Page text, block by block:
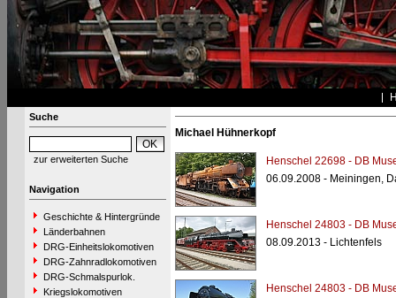
Suche
zur erweiterten Suche
Navigation
Geschichte & Hintergründe
Länderbahnen
DRG-Einheitslokomotiven
DRG-Zahnradlokomotiven
DRG-Schmalspurlok.
Kriegslokomotiven
Michael Hühnerkopf
Henschel 22698 - DB
06.09.2008 - Meiningen,
Henschel 24803 - DB
08.09.2013 - Lichtenfels
Henschel 24803 - DB